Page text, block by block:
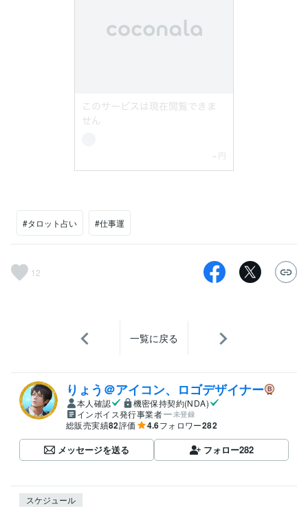
#タロット占い #仕事運
12
一覧に戻る
りょう＠アイコン、ロゴデザイナー
本人確認
機密保持契約(NDA)
インボイス発行事業者
未登録
総販売実績82評価 4.6フォロワー282
メッセージを送る フォロー282
スケジュール